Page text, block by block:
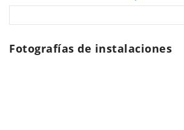
Fotografías de instalaciones